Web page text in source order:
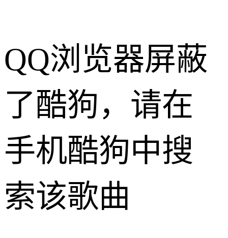
QQ浏览器屏蔽
了酷狗，请在
手机酷狗中搜
索该歌曲